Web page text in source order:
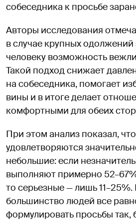
собеседника к просьбе
Авторы исследования
в случае крупных
человеку возможность
Такой подход снижает
на собеседника, помогает
вины и в итоге делает
комфортными для обеих
При этом анализ показал,
удовлетворяются
небольшие: если
выполняют примерно
то серьезные — лишь
большинство людей все
формулировать просьбы так,